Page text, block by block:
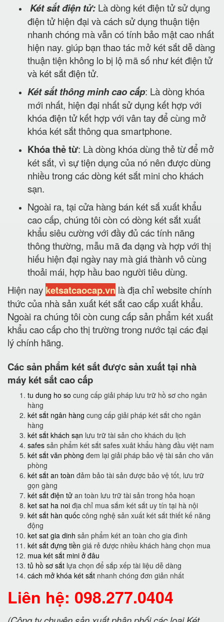
Két sắt điện tử: Là dòng két điện tử sử dụng
điện tử hiện đại và cách sử dụng thuận tiện
nhanh chóng mà vẫn có tính bảo mật cao nhất
hiện nay. giúp bạn thao tác mở két sắt dễ dàng
thuận tiện không lo bị lộ mã số như két điện tử
và két sắt điện tử.
Két sắt thông minh cao cấp: Là dòng khóa
mới nhất, hiện đại nhất sử dụng kết hợp với
khóa điện tử kết hợp với vân tay để cùng mở
khóa két sắt thông qua smartphone.
Khóa thẻ từ: Là dòng khóa dùng thẻ từ để mở
két sắt, vì sự tiện dụng của nó nên được dùng
nhiều trong các dòng két sắt mini cho khách
sạn.
Ngoài ra, tại cửa hàng bán két sắ xuất khẩu
cao cấp, chúng tôi còn có dòng két sắt xuất
khẩu siêu cường với đầy đủ các tính năng
thông thường, mẫu mã đa dạng và hợp với thị
hiếu hiện đại ngày nay mà giá thành vô cùng
thoải mái, hợp hầu bao người tiêu dùng.
Hiện nay ketsatcaocap.vn là địa chỉ website chính
thức của nhà sản xuất két sắt cao cấp xuất khẩu.
Ngoài ra chúng tôi còn cung cấp sản phẩm két xuất
khẩu cao cấp cho thị trường trong nước tại các đại
lý chính hãng.
Các sản phẩm két sắt được sản xuất tại nhà
máy két sắt cao cấp
tu dung ho so cung cấp giải pháp lưu trữ hồ sơ cho ngân
hàng
két sắt ngân hàng cung cấp giải pháp két sắt cho ngân
hàng
két sắt khách sạn lưu trữ tài sản cho khách du lịch
safes sản phẩm két sắt safes xuât khẩu hàng đầu việt nam
két sắt văn phòng đem lại giải pháp bảo vệ tài sản cho văn
phòng
két sắt an toàn đảm bảo tài sản được bảo vệ tốt, lưu trữ
gọn gàng
két sắt điện tử an toàn lưu trữ tài sản trong hỏa hoạn
ket sat ha noi địa chỉ mua sắm két sắt uy tín tại hà nội
két sắt hàn quốc công nghệ sản xuất két sắt thiết kế năng
động
ket sat gia dinh sản phẩm két an toàn cho gia đình
két sắt đựng tiền giá rẻ được nhiều khách hàng chọn mua
mua két sắt mini ở đâu
tủ hồ sơ sắt lựa chọn để sắp xếp tài liệu dễ dàng
cách mở khóa két sắt nhanh chóng đơn giản nhất
Liên hệ: 098.277.0404